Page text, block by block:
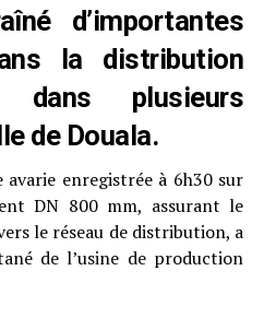
d’importantes
la distribution
dans plusieurs
de Douala.
avarie enregistrée à 6h30 sur
DN 800 mm, assurant le
le réseau de distribution, a
de l’usine de production